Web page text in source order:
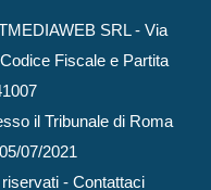
SRL - Via
Fiscale e Partita
il Tribunale di Roma
07/2021
- Contattaci